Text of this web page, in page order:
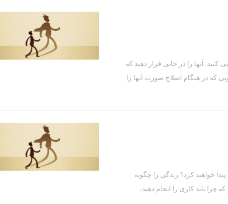
آنها را در جایی قرار دهید که
که در هنگام اصلاح صورت آنها را
خواهید کرد؟ زندگی را چگونه
چرا باید کاری را انجام دهید،